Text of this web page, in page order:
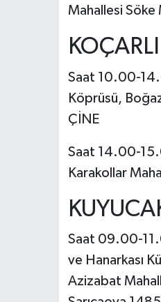
Mahallesi Söke
KOÇARLI
Saat 10.00-
Köprüsü,
ÇİNE
Saat 14.00-
Karakollar
Saat 09.00-
ve Hanarkası
Azizabat